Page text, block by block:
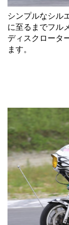
シンプルなシル
に至るまでフル
ディスクロータ
ます。